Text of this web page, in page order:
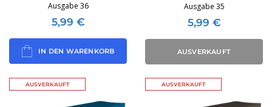
Ausgabe 36
5,99 €
IN DEN WARENKORB
Ausgabe 35
5,99 €
AUSVERKAUFT
AUSVERKAUFT AUSVERKAUFT